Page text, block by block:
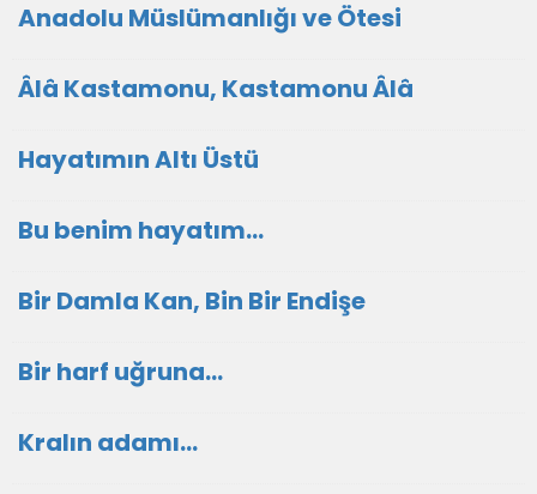
Anadolu Müslümanlığı ve Ötesi
Âlâ Kastamonu, Kastamonu Âlâ
Hayatımın Altı Üstü
Bu benim hayatım...
Bir Damla Kan, Bin Bir Endişe
Bir harf uğruna...
Kralın adamı...